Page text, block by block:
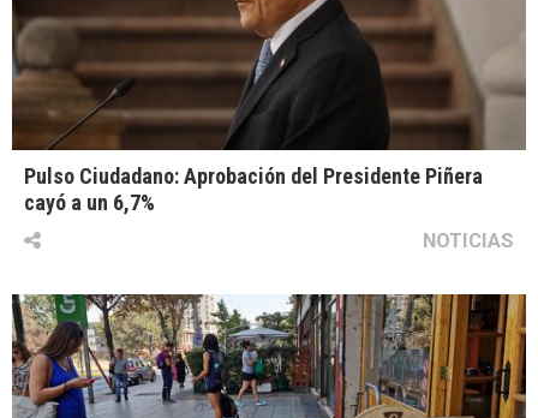
Pulso Ciudadano: Aprobación del Presidente Piñera
cayó a un 6,7%
NOTICIAS